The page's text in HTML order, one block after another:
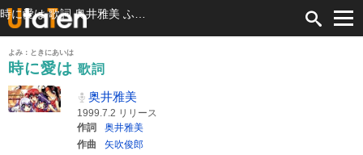
よみ：ときにあいは
時に愛は 歌詞
奥井雅美
1999.7.2 リリース
作詞
奥井雅美
作曲
矢吹俊郎